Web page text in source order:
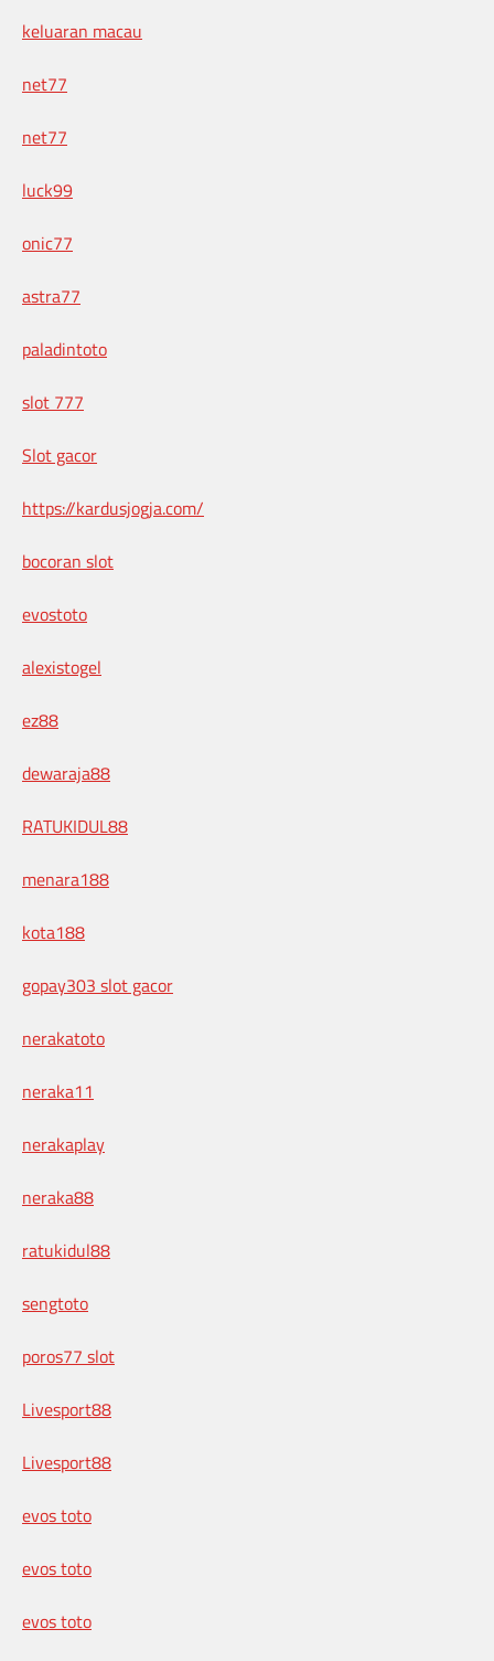
keluaran macau
net77
net77
luck99
onic77
astra77
paladintoto
slot 777
Slot gacor
https://kardusjogja.com/
bocoran slot
evostoto
alexistogel
ez88
dewaraja88
RATUKIDUL88
menara188
kota188
gopay303 slot gacor
nerakatoto
neraka11
nerakaplay
neraka88
ratukidul88
sengtoto
poros77 slot
Livesport88
Livesport88
evos toto
evos toto
evos toto